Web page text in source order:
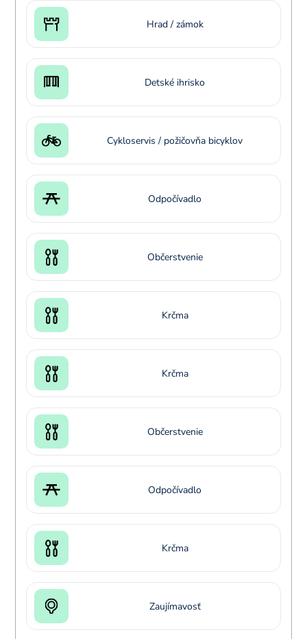
Hrad / zámok
Detské ihrisko
Cykloservis / požičovňa bicyklov
Odpočívadlo
Občerstvenie
Krčma
Krčma
Občerstvenie
Odpočívadlo
Krčma
Zaujímavosť